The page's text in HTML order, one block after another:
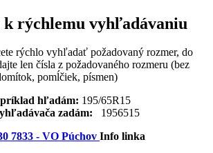
k rýchlemu vyhľadávaniu
rýchlo vyhľadať požadovaný rozmer, do
len čísla z požadovaného rozmeru (bez
pomĺčiek, písmen)
hľadám: 195/65R15
zadám: 1956515
7833 - VO Púchov Info linka